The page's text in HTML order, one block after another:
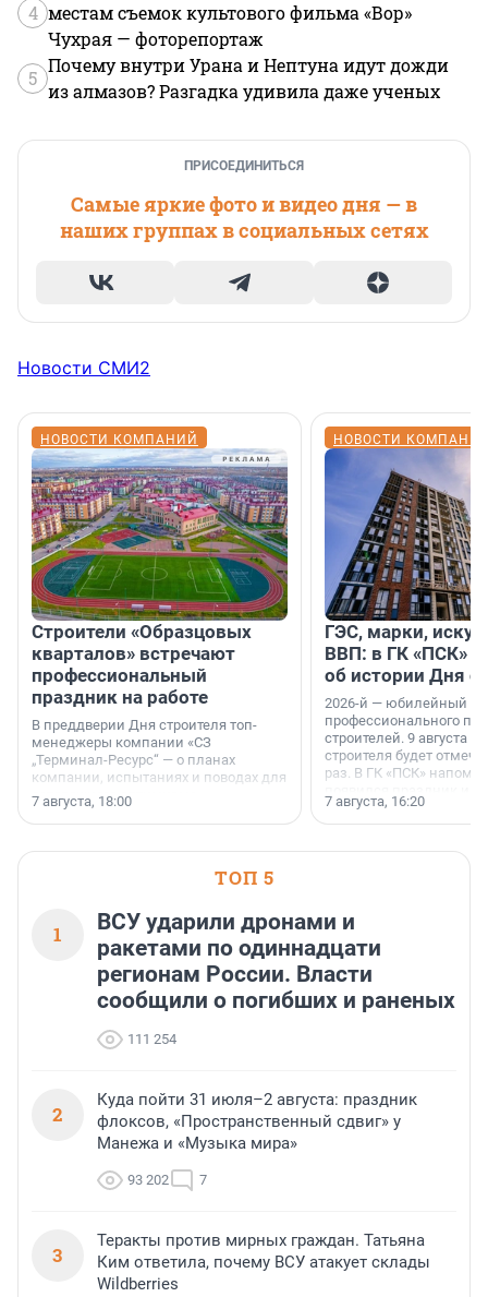
4 местам съемок культового фильма «Вор»
Чухрая — фоторепортаж
5
Почему внутри Урана и Нептуна идут дожди
из алмазов? Разгадка удивила даже ученых
ПРИСОЕДИНИТЬСЯ
Самые яркие фото и видео дня — в
наших группах в социальных сетях
Новости СМИ2
НОВОСТИ КОМПАНИЙ
Строители «Образцовых
кварталов» встречают
профессиональный
праздник на работе
В преддверии Дня строителя топ-
менеджеры компании «СЗ
„Терминал-Ресурс“ — о планах
компании, испытаниях и поводах для
осторожного оптимизма.
7 августа, 18:00
НОВОСТИ
ГЭС, марки,
ВВП: в ГК «ПСК»
об истории Дня
2026-й — юбилейный
профессионального
строителей. 9 августа
строителя будет
раз. В ГК «ПСК»
поменялась роль
7 августа, 16:20
ТОП 5
1
ВСУ ударили дронами и
ракетами по одиннадцати
регионам России. Власти
сообщили о погибших и раненых
111 254
2
Куда пойти 31 июля–2 августа: праздник
флоксов, «Пространственный сдвиг» у
Манежа и «Музыка мира»
93 202 7
3
Теракты против мирных граждан. Татьяна
Ким ответила, почему ВСУ атакует склады
Wildberries